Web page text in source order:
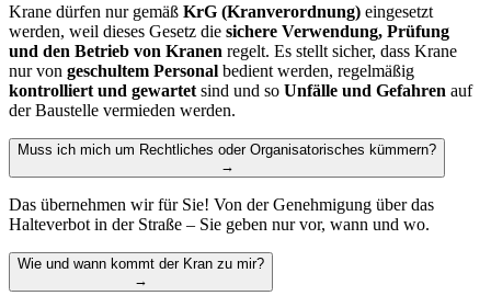
Krane dürfen nur gemäß KrG (Kranverordnung) eingesetzt
werden, weil dieses Gesetz die sichere Verwendung, Prüfung
und den Betrieb von Kranen regelt. Es stellt sicher, dass Krane
nur von geschultem Personal bedient werden, regelmäßig
kontrolliert und gewartet sind und so Unfälle und Gefahren auf
der Baustelle vermieden werden.
Muss ich mich um Rechtliches oder Organisatorisches kümmern?
→
Das übernehmen wir für Sie! Von der Genehmigung über das
Halteverbot in der Straße – Sie geben nur vor, wann und wo.
Wie und wann kommt der Kran zu mir?
→